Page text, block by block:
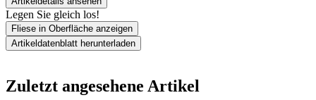
Legen Sie gleich los!
Fliese in Oberfläche anzeigen
Artikeldatenblatt herunterladen
Zuletzt angesehene Artikel